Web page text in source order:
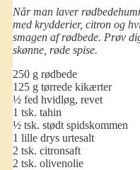
Når man laver
med krydderier, citron og
smagen af rødbede. Prøv
skønne, røde spise.
250 g rødbede
125 g tørrede kikærter
½ fed hvidløg, revet
1 tsk. tahin
½ tsk. stødt spidskommen
1 lille drys urtesalt
2 tsk. citronsaft
2 tsk. olivenolie